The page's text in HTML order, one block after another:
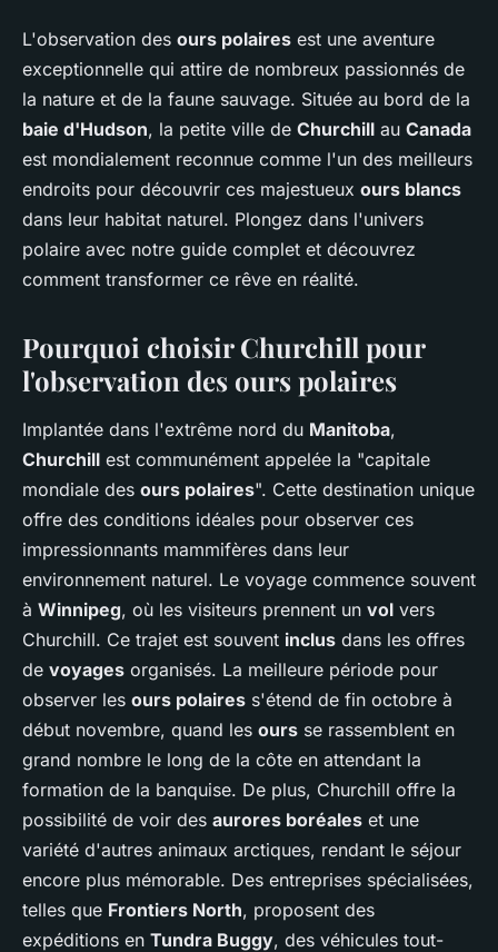
Où participer à une expédition
d'observation des ours
polaires à Churchill, Canada?
Naël•28 juin 2024•6 min de lecture
L'observation des ours polaires est une aventure
exceptionnelle qui attire de nombreux passionnés de
la nature et de la faune sauvage. Située au bord de la
baie d'Hudson, la petite ville de Churchill au Canada
est mondialement reconnue comme l'un des meilleurs
endroits pour découvrir ces majestueux ours blancs
dans leur habitat naturel. Plongez dans l'univers
polaire avec notre guide complet et découvrez
comment transformer ce rêve en réalité.
Pourquoi choisir Churchill pour
l'observation des ours polaires
Implantée dans l'extrême nord du Manitoba,
Churchill est communément appelée la "capitale
mondiale des ours polaires". Cette destination unique
offre des conditions idéales pour observer ces
impressionnants mammifères dans leur
environnement naturel. Le voyage commence souvent
à Winnipeg, où les visiteurs prennent un vol vers
Churchill. Ce trajet est souvent inclus dans les offres
de voyages organisés. La meilleure période pour
observer les ours polaires s'étend de fin octobre à
début novembre, quand les ours se rassemblent en
grand nombre le long de la côte en attendant la
formation de la banquise. De plus, Churchill offre la
possibilité de voir des aurores boréales et une
variété d'autres animaux arctiques, rendant le séjour
encore plus mémorable. Des entreprises spécialisées,
telles que Frontiers North, proposent des
expéditions en Tundra Buggy, des véhicules tout-